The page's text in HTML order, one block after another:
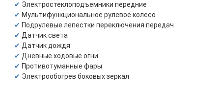
Электростеклоподъемники передние
Мультифункциональное рулевое колесо
Подрулевые лепестки переключения передач
Датчик света
Датчик дождя
Дневные ходовые огни
Противотуманные фары
Электрообогрев боковых зеркал